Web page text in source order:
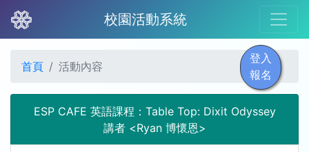
校園活動系統
首頁 活動內容
登入
報名
ESP CAFE 英語課程：Table Top: Dixit Odyssey
講者 <Ryan 博懷恩>